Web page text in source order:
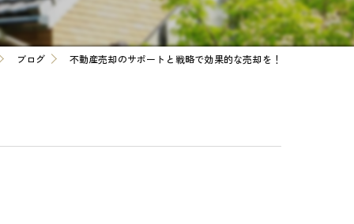
無料査定
土地
ブログ 不動産売却のサポートと戦略で効果的な売却を！